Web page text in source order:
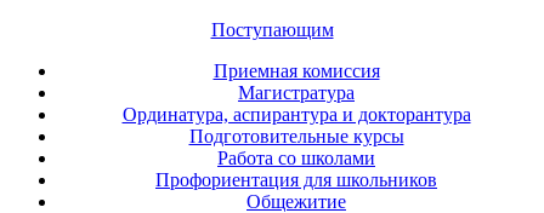
Поступающим
Приемная комиссия
Магистратура
Ординатура, аспирантура и докторантура
Подготовительные курсы
Работа со школами
Профориентация для школьников
Общежитие